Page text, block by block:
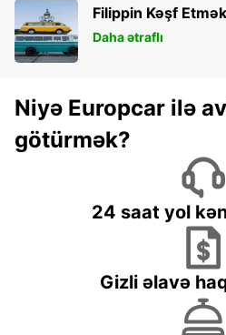
Filippin Kəşf
Daha ətraflı
Niyə Europcar ilə
götürmək?
24 saat yol
Gizli əlavə